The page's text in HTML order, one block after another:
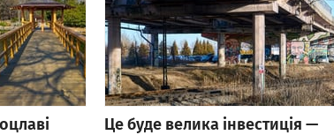
Це буде велика інвестиція —